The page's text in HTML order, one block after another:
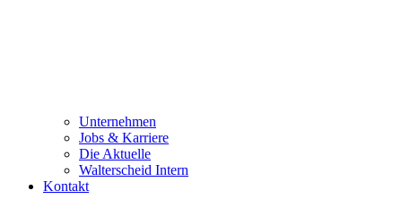
Unternehmen
Jobs & Karriere
Die Aktuelle
Walterscheid Intern
Kontakt